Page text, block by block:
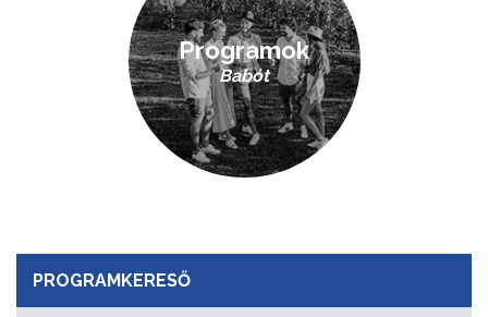
PROGRAMKERESŐ
Programok
Babót